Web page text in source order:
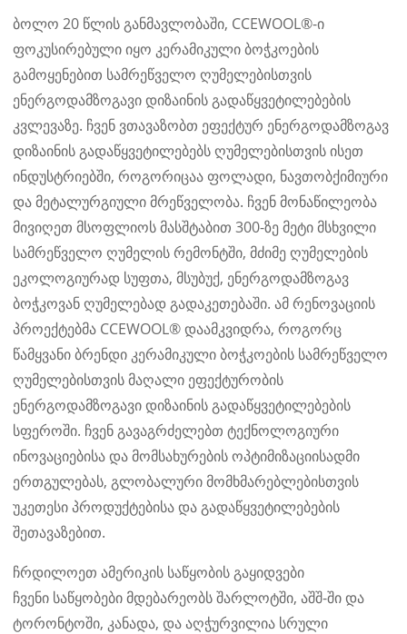
ბოლო 20 წლის განმავლობაში, CCEWOOL®-ი
ფოკუსირებული იყო კერამიკული ბოჭკოების
გამოყენებით სამრეწველო ღუმელებისთვის
ენერგოდამზოგავი დიზაინის გადაწყვეტილებების
კვლევაზე. ჩვენ ვთავაზობთ ეფექტურ ენერგოდამზოგავ
დიზაინის გადაწყვეტილებებს ღუმელებისთვის ისეთ
ინდუსტრიებში, როგორიცაა ფოლადი, ნავთობქიმიური
და მეტალურგიული მრეწველობა. ჩვენ მონაწილეობა
მივიღეთ მსოფლიოს მასშტაბით 300-ზე მეტი მსხვილი
სამრეწველო ღუმელის რემონტში, მძიმე ღუმელების
ეკოლოგიურად სუფთა, მსუბუქ, ენერგოდამზოგავ
ბოჭკოვან ღუმელებად გადაკეთებაში. ამ რენოვაციის
პროექტებმა CCEWOOL® დაამკვიდრა, როგორც
წამყვანი ბრენდი კერამიკული ბოჭკოების სამრეწველო
ღუმელებისთვის მაღალი ეფექტურობის
ენერგოდამზოგავი დიზაინის გადაწყვეტილებების
სფეროში. ჩვენ გავაგრძელებთ ტექნოლოგიური
ინოვაციებისა და მომსახურების ოპტიმიზაციისადმი
ერთგულებას, გლობალური მომხმარებლებისთვის
უკეთესი პროდუქტებისა და გადაწყვეტილებების
შეთავაზებით.
ჩრდილოეთ ამერიკის საწყობის გაყიდვები
ჩვენი საწყობები მდებარეობს შარლოტში, აშშ-ში და
ტორონტოში, კანადა, და აღჭურვილია სრული